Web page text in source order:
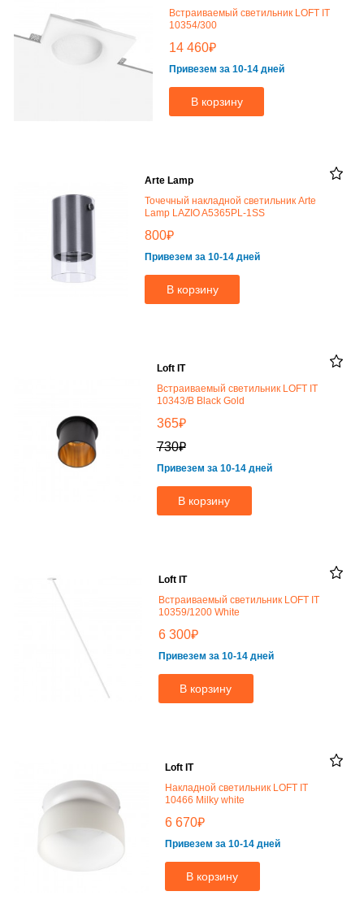
Встраиваемый светильник LOFT IT
10354/300
14 460₽
Привезем за 10-14 дней
В корзину
Arte Lamp
Точечный накладной светильник Arte
Lamp LAZIO A5365PL-1SS
800₽
Привезем за 10-14 дней
В корзину
Loft IT
Встраиваемый светильник LOFT IT
10343/B Black Gold
365₽
730₽
Привезем за 10-14 дней
В корзину
Loft IT
Встраиваемый светильник LOFT IT
10359/1200 White
6 300₽
Привезем за 10-14 дней
В корзину
Loft IT
Накладной светильник LOFT IT
10466 Milky white
6 670₽
Привезем за 10-14 дней
В корзину